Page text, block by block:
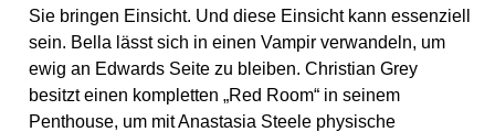
Sie bringen Einsicht. Und diese Einsicht kann essenziell
sein. Bella lässt sich in einen Vampir verwandeln, um
ewig an Edwards Seite zu bleiben. Christian Grey
besitzt einen kompletten „Red Room“ in seinem
Penthouse, um mit Anastasia Steele physische